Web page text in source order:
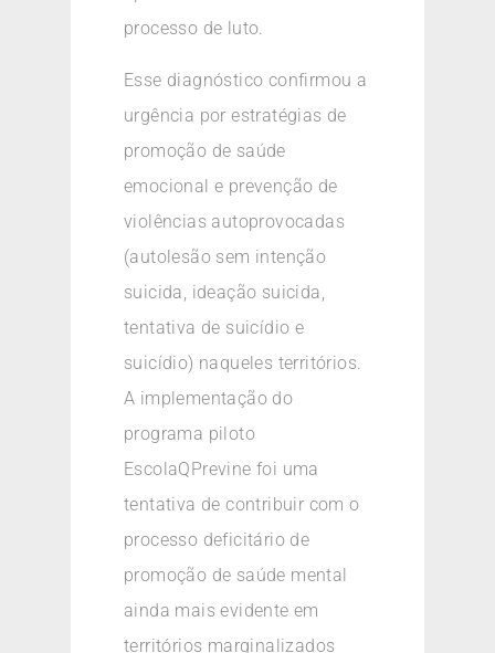
processo de luto.
Esse diagnóstico confirmou a
urgência por estratégias de
promoção de saúde
emocional e prevenção de
violências autoprovocadas
(autolesão sem intenção
suicida, ideação suicida,
tentativa de suicídio e
suicídio) naqueles territórios.
A implementação do
programa piloto
EscolaQPrevine foi uma
tentativa de contribuir com o
processo deficitário de
promoção de saúde mental
ainda mais evidente em
territórios marginalizados